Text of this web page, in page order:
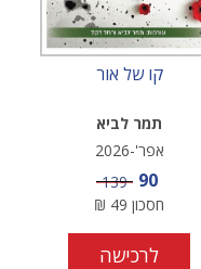
קו של אור
תמר לביא
אפר'-2026
מחיר מבצע
90 מחיר
139
חסכון 49
₪
לרכישה